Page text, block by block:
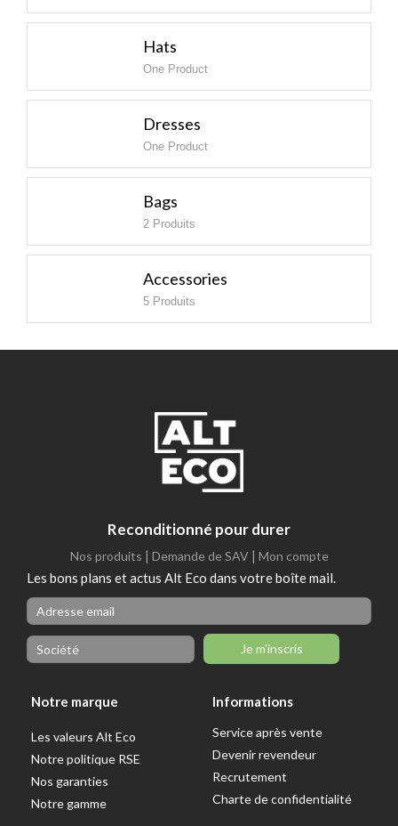
Hats
One Product
Dresses
One Product
Bags
2 Produits
Accessories
5 Produits
Reconditionné pour durer
Nos produits | Demande de SAV| Mon compte
Les bons plans et actus Alt Eco dans votre boîte mail.
Je m'inscris
Notre marque
Les valeurs Alt Eco
Notre politique RSE
Nos garanties
Notre gamme
Informations
Service après vente
Devenir revendeur
Recrutement
Charte de confidentialité